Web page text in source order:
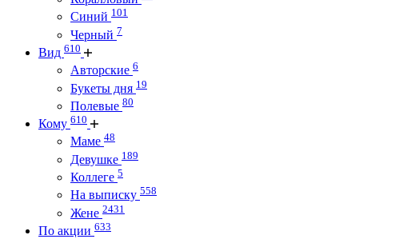
Синий 101
Черный 7
Вид 610
Авторские 6
Букеты дня 19
Полевые 80
Кому 610
Маме 48
Девушке 189
Коллеге 5
На выписку 558
Жене 2431
По акции 633